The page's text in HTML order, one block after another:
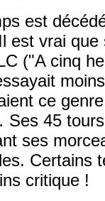
est
est vrai
("A cinq
ce
45
ses
Certains
critique !